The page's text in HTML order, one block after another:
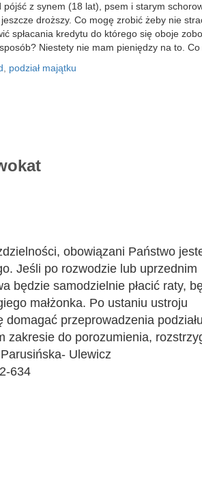
z synem (18 lat), psem i starym
droższy. Co mogę zrobić żeby nie
spłacania kredytu do którego się oboje
Niestety nie mam pieniędzy na to.
podział majątku
obowiązani Państwo
Jeśli po rozwodzie lub uprzednim
będzie samodzielnie płacić raty,
małżonka. Po ustaniu ustroju
przeprowadzenia podziału
zakresie do porozumienia,
Ulewicz
634